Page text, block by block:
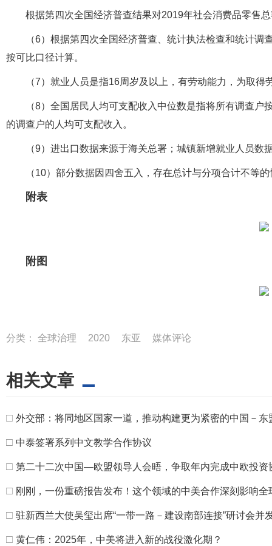
根据第四次全国经济普查结果对2019年社会消费品零售
（6）根据第四次全国经济普查、统计执法检查和统计
按可比口径计算。
（7）就业人员是指16周岁及以上，有劳动能力，为取
（8）全国居民人均可支配收入中位数是指将所有调查
的调查户的人均可支配收入。
（9）进出口数据来源于海关总署；城镇新增就业人员数
（10）部分数据因四舍五入，存在总计与分项合计不等
附表
附图
分类： 全球治理 2020 东亚 媒体评论
相关文章
□ 外交部：将同地区国家一道，推动构建更为紧密的中国－东
□ 中泰签署系列中文教学合作协议
□ 第二十二次中国—欧盟领导人会晤，争取年内完成中欧投资
□ 刚刚，一份重磅报告发布！这个领域的中美合作深刻影响全
□ 驻新西兰大使吴玺出席“一带一路－建设南部连接”研讨会并
□ 黄仁伟：2025年，中美将进入新的战役激化期？